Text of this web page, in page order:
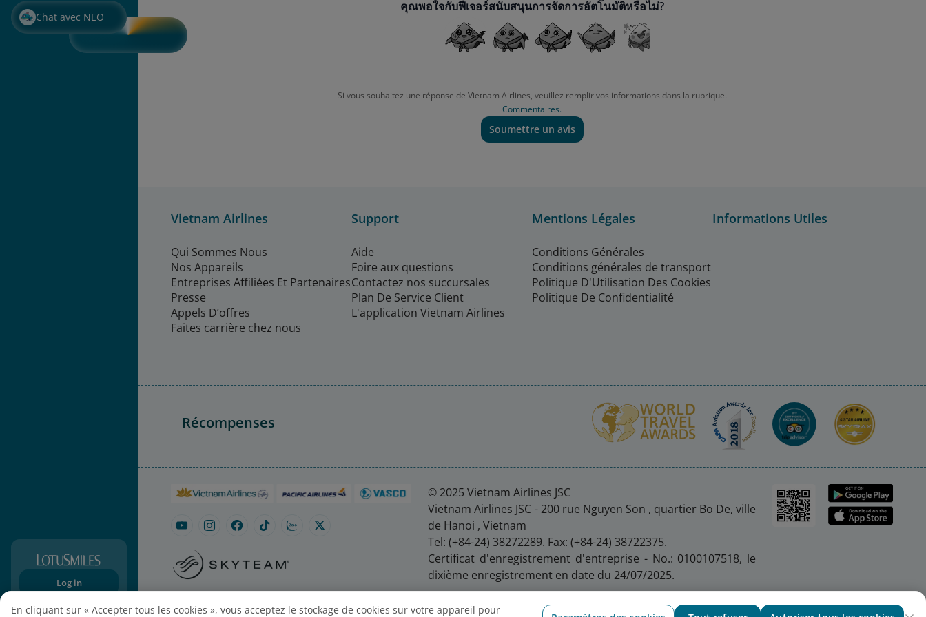
Chat avec NEO
Log in
Sign-up
คุณพอใจกับฟีเจอร์สนับสนุนการจัดการอัตโนมัติหรือไม่?
Si vous souhaitez une réponse de Vietnam Airlines, veuillez remplir vos informations dans la rubrique.
Commentaires.
Soumettre un avis
Vietnam Airlines
Qui Sommes Nous
Nos Appareils
Entreprises Affiliées Et Partenaires
Presse
Appels D’offres
Faites carrière chez nous
Support
Aide
Foire aux questions
Contactez nos succursales
Plan De Service Client
L'application Vietnam Airlines
Mentions Légales
Conditions Générales
Conditions générales de transport
Politique D'Utilisation Des Cookies
Politique De Confidentialité
Informations Utiles
Récompenses
© 2025 Vietnam Airlines JSC
Vietnam Airlines JSC - 200 rue Nguyen Son , quartier Bo De, ville
de Hanoi , Vietnam
Tel: (+84-24) 38272289. Fax: (+84-24) 38722375.
Certificat d'enregistrement d'entreprise - No.: 0100107518, le
dixième enregistrement en date du 24/07/2025.
En cliquant sur « Accepter tous les cookies », vous acceptez le stockage de cookies sur votre appareil pour